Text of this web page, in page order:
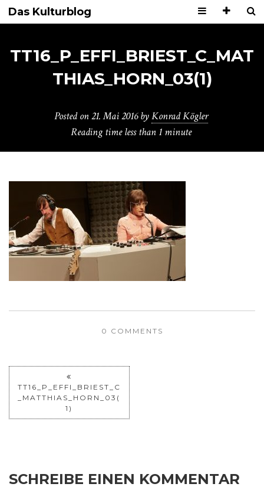
Das Kulturblog
TT16_P_EFFI_BRIEST_C_MAT
THIAS_HORN_03(1)
Posted on21. Mai 2016 byKonrad Kögler
Reading timeless than 1 minute
0 COMMENTS
TT16_P_EFFI_BRIEST_C
_MATTHIAS_HORN_03(
1)
SCHREIBE EINEN KOMMENTAR